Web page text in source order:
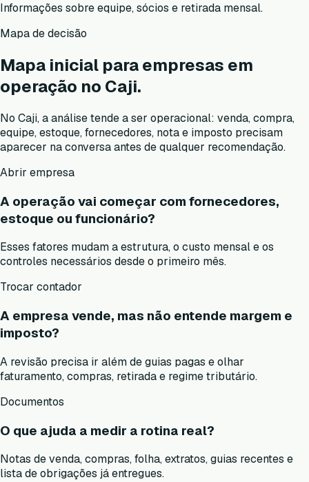
Informações sobre equipe, sócios e retirada mensal.
Mapa de decisão
Mapa inicial para empresas em
operação no Caji.
No Caji, a análise tende a ser operacional: venda, compra,
equipe, estoque, fornecedores, nota e imposto precisam
aparecer na conversa antes de qualquer recomendação.
Abrir empresa
A operação vai começar com fornecedores,
estoque ou funcionário?
Esses fatores mudam a estrutura, o custo mensal e os
controles necessários desde o primeiro mês.
Trocar contador
A empresa vende, mas não entende margem e
imposto?
A revisão precisa ir além de guias pagas e olhar
faturamento, compras, retirada e regime tributário.
Documentos
O que ajuda a medir a rotina real?
Notas de venda, compras, folha, extratos, guias recentes e
lista de obrigações já entregues.